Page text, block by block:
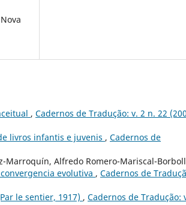
, Cadernos de Tradução: v. 2 n. 22
livros infantis e juvenis , Cadernos de
Marroquín, Alfredo Romero-Mariscal-
evolutiva , Cadernos de
le sentier, 1917) , Cadernos de Tradução: